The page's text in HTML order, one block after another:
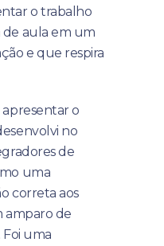
o trabalho
de aula em um
e que respira
o
no
de
uma
correta aos
amparo de
uma